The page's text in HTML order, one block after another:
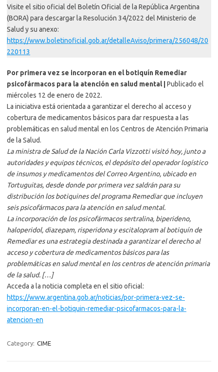
Visite el sitio oficial del Boletín Oficial de la República Argentina
(BORA) para descargar la Resolución 34/2022 del Ministerio de
Salud y su anexo:
https://www.boletinoficial.gob.ar/detalleAviso/primera/256048/20
220113
Por primera vez se incorporan en el botiquín Remediar
psicofármacos para la atención en salud mental | Publicado el
miércoles 12 de enero de 2022.
La iniciativa está orientada a garantizar el derecho al acceso y
cobertura de medicamentos básicos para dar respuesta a las
problemáticas en salud mental en los Centros de Atención Primaria
de la Salud.
La ministra de Salud de la Nación Carla Vizzotti visitó hoy, junto a
autoridades y equipos técnicos, el depósito del operador logístico
de insumos y medicamentos del Correo Argentino, ubicado en
Tortuguitas, desde donde por primera vez saldrán para su
distribución los botiquines del programa Remediar que incluyen
seis psicofármacos para la atención en salud mental.
La incorporación de los psicofármacos sertralina, biperideno,
haloperidol, diazepam, risperidona y escitalopram al botiquín de
Remediar es una estrategia destinada a garantizar el derecho al
acceso y cobertura de medicamentos básicos para las
problemáticas en salud mental en los centros de atención primaria
de la salud. […]
Acceda a la noticia completa en el sitio oficial:
https://www.argentina.gob.ar/noticias/por-primera-vez-se-
incorporan-en-el-botiquin-remediar-psicofarmacos-para-la-
atencion-en
Category: CIME